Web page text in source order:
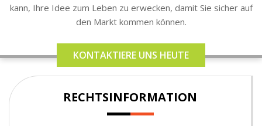
kann, Ihre Idee zum Leben zu erwecken, damit Sie sicher auf
den Markt kommen können.
KONTAKTIERE UNS HEUTE
RECHTSINFORMATION